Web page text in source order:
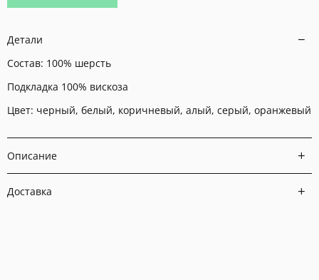
Детали
Состав: 100% шерсть
Подкладка 100% вискоза
Цвет: черный, белый, коричневый, алый, серый, оранжевый
Описание
Доставка